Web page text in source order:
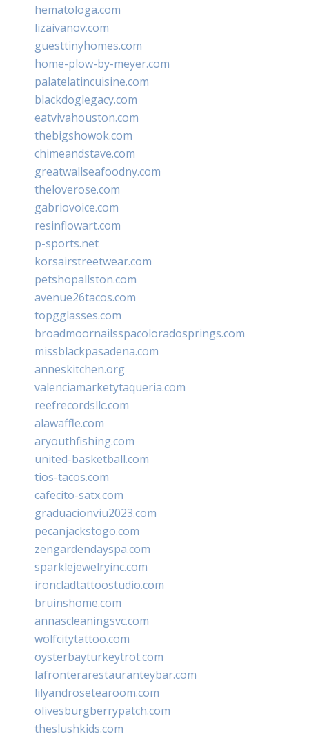
hematologa.com
lizaivanov.com
guesttinyhomes.com
home-plow-by-meyer.com
palatelatincuisine.com
blackdoglegacy.com
eatvivahouston.com
thebigshowok.com
chimeandstave.com
greatwallseafoodny.com
theloverose.com
gabriovoice.com
resinflowart.com
p-sports.net
korsairstreetwear.com
petshopallston.com
avenue26tacos.com
topgglasses.com
broadmoornailsspacoloradosprings.com
missblackpasadena.com
anneskitchen.org
valenciamarketytaqueria.com
reefrecordsllc.com
alawaffle.com
aryouthfishing.com
united-basketball.com
tios-tacos.com
cafecito-satx.com
graduacionviu2023.com
pecanjackstogo.com
zengardendayspa.com
sparklejewelryinc.com
ironcladtattoostudio.com
bruinshome.com
annascleaningsvc.com
wolfcitytattoo.com
oysterbayturkeytrot.com
lafronterarestauranteybar.com
lilyandrosetearoom.com
olivesburgberrypatch.com
theslushkids.com